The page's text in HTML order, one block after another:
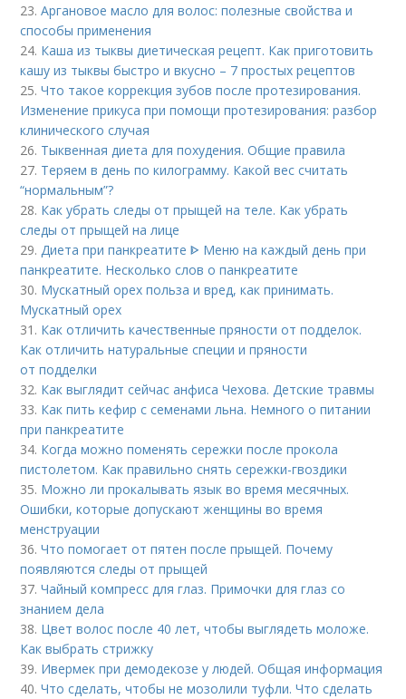
23.Аргановое масло для волос: полезные свойства и
способы применения
24. Каша из тыквы диетическая рецепт. Как приготовить
кашу из тыквы быстро и вкусно – 7 простых рецептов
25.Что такое коррекция зубов после протезирования.
Изменение прикуса при помощи протезирования: разбор
клинического случая
26. Тыквенная диета для похудения. Общие правила
27. Теряем в день по килограмму. Какой вес считать
“нормальным”?
28. Как убрать следы от прыщей на теле. Как убрать
следы от прыщей на лице
29.Диета при панкреатите ᐈ Меню на каждый день при
панкреатите. Несколько слов о панкреатите
30. Мускатный орех польза и вред, как принимать.
Мускатный орех
31. Как отличить качественные пряности от подделок.
Как отличить натуральные специи и пряности
от подделки
32. Как выглядит сейчас анфиса Чехова. Детские травмы
33. Как пить кефир с семенами льна. Немного о питании
при панкреатите
34. Когда можно поменять сережки после прокола
пистолетом. Как правильно снять сережки-гвоздики
35. Можно ли прокалывать язык во время месячных.
Ошибки, которые допускают женщины во время
менструации
36.Что помогает от пятен после прыщей. Почему
появляются следы от прыщей
37.Чайный компресс для глаз. Примочки для глаз со
знанием дела
38. Цвет волос после 40 лет, чтобы выглядеть моложе.
Как выбрать стрижку
39. Ивермек при демодекозе у людей. Общая информация
40.Что сделать, чтобы не мозолили туфли. Что сделать